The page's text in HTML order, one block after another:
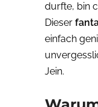
durfte, bin
Dieser
einfach
Jein.